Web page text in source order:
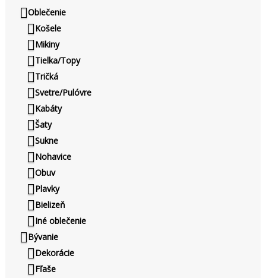
Oblečenie
Košele
Mikiny
Tielka/Topy
Tričká
Svetre/Pulóvre
Kabáty
Šaty
Sukne
Nohavice
Obuv
Plavky
Bielizeň
Iné oblečenie
Bývanie
Dekorácie
Fľaše